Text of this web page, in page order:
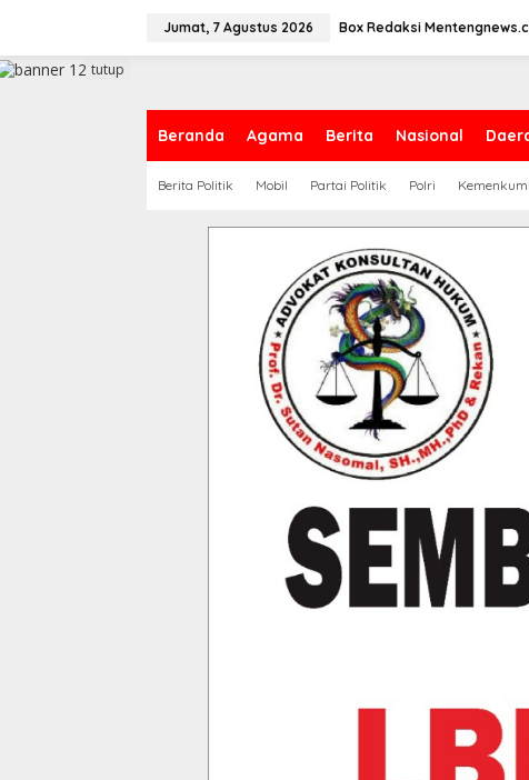
a
Jumat, 7 Agustus 2026 Box Redaksi
Beranda Agama Berita Nasional
Berita Politik Mobil Partai Politik Polri
tutup